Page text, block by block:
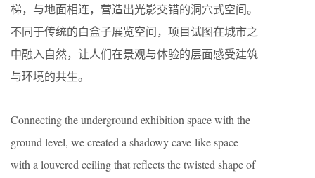
梯，与地面相连，营造出光影交错的洞穴式空间。
不同于传统的白盒子展览空间，项目试图在城市之
中融入自然，让人们在景观与体验的层面感受建筑
与环境的共生。
Connecting the underground exhibition space with the
ground level, we created a shadowy cave-like space
with a louvered ceiling that reflects the twisted shape of